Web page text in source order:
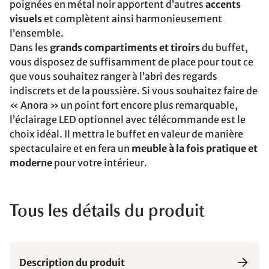
poignées en métal noir apportent d’autres accents
visuelset complètent ainsi harmonieusement
l’ensemble.
Dans les grands compartiments et tiroirsdu buffet,
vous disposez de suffisamment de place pour tout ce
que vous souhaitez ranger à l’abri des regards
indiscrets et de la poussière. Si vous souhaitez faire de
« Anora » un point fort encore plus remarquable,
l’éclairage LED optionnel avec télécommande est le
choix idéal. Il mettra le buffet en valeur de manière
spectaculaire et en fera un meuble à la fois pratique et
moderne pour votre intérieur.
Tous les détails du produit
Description du produit